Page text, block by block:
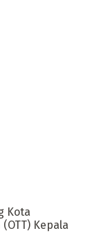
Kota
Kepala